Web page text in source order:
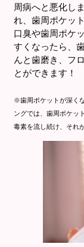
周病へと悪化し
れ、歯周ポケッ
口臭や歯周ポケ
すくなったら、
んと歯磨き、フ
とができます！
※歯周ポケットが深く
ングでは、歯周ポケッ
毒素を流し続け、それ